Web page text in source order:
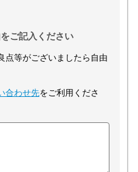
ご記入ください
点等がございましたら自由
合わせ先をご利用くださ